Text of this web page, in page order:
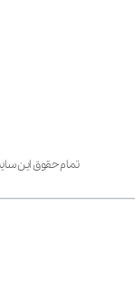
تمام حقوق این